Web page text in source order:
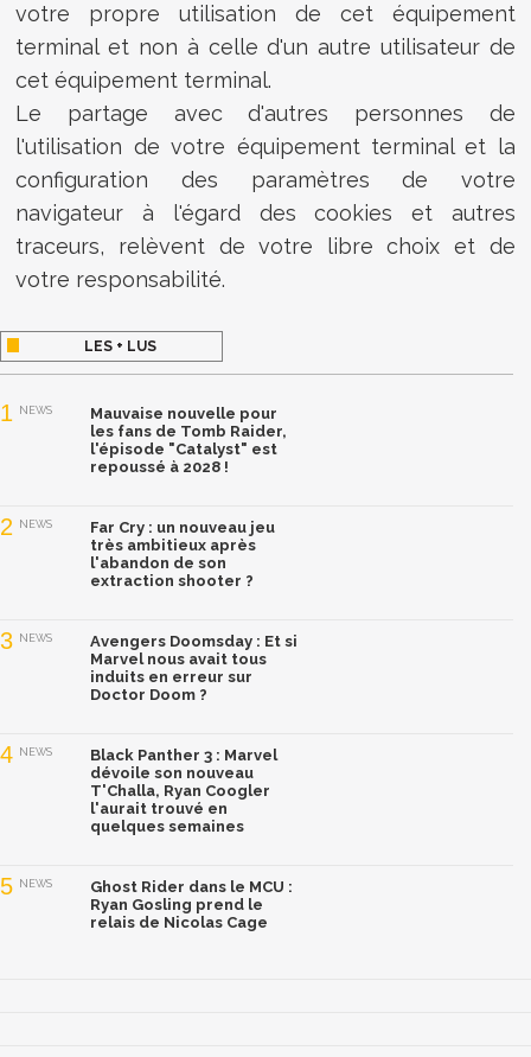
votre propre utilisation de cet équipement
terminal et non à celle d'un autre utilisateur de
cet équipement terminal.
Le partage avec d'autres personnes de
l'utilisation de votre équipement terminal et la
configuration des paramètres de votre
navigateur à l'égard des cookies et autres
traceurs, relèvent de votre libre choix et de
votre responsabilité.
LES + LUS
1 NEWS
Mauvaise nouvelle pour
les fans de Tomb Raider,
l'épisode "Catalyst" est
repoussé à 2028 !
2 NEWS
Far Cry : un nouveau jeu
très ambitieux après
l'abandon de son
extraction shooter ?
3 NEWS
Avengers Doomsday : Et si
Marvel nous avait tous
induits en erreur sur
Doctor Doom ?
4 NEWS
Black Panther 3 : Marvel
dévoile son nouveau
T'Challa, Ryan Coogler
l'aurait trouvé en
quelques semaines
5 NEWS
Ghost Rider dans le MCU :
Ryan Gosling prend le
relais de Nicolas Cage